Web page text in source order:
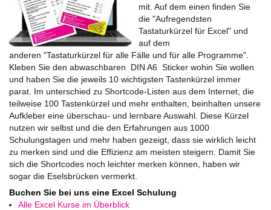
mit. Auf dem einen finden Sie
die "Aufregendsten
Tastaturkürzel für Excel" und
auf dem
anderen "Tastaturkürzel für alle Fälle und für alle Programme".
Kleben Sie den abwaschbaren DIN A6 Sticker wohin Sie wollen
und haben Sie die jeweils 10 wichtigsten Tastenkürzel immer
parat. Im unterschied zu Shortcode-Listen aus dem Internet, die
teilweise 100 Tastenkürzel und mehr enthalten, beinhalten unsere
Aufkleber eine überschau- und lernbare Auswahl. Diese Kürzel
nutzen wir selbst und die den Erfahrungen aus 1000
Schulungstagen und mehr haben gezeigt, dass sie wirklich leicht
zu merken sind und die Effizienz am meisten steigern. Damit Sie
sich die Shortcodes noch leichter merken können, haben wir
sogar die Eselsbrücken vermerkt.
Buchen Sie bei uns eine Excel Schulung
Alle Excel Kurse im Überblick